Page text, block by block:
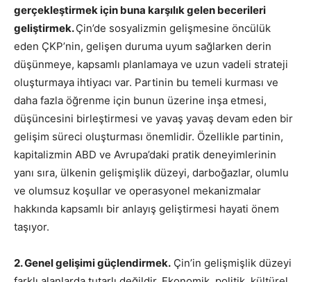
gerçekleştirmek için buna karşılık gelen becerileri
geliştirmek.Çin’de sosyalizmin gelişmesine öncülük
eden ÇKP’nin, gelişen duruma uyum sağlarken derin
düşünmeye, kapsamlı planlamaya ve uzun vadeli strateji
oluşturmaya ihtiyacı var. Partinin bu temeli kurması ve
daha fazla öğrenme için bunun üzerine inşa etmesi,
düşüncesini birleştirmesi ve yavaş yavaş devam eden bir
gelişim süreci oluşturması önemlidir. Özellikle partinin,
kapitalizmin ABD ve Avrupa’daki pratik deneyimlerinin
yanı sıra, ülkenin gelişmişlik düzeyi, darboğazlar, olumlu
ve olumsuz koşullar ve operasyonel mekanizmalar
hakkında kapsamlı bir anlayış geliştirmesi hayati önem
taşıyor.
2. Genel gelişimi güçlendirmek. Çin’in gelişmişlik düzeyi